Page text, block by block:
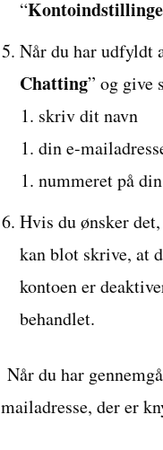
“
Når du har udfyldt
Chatting” og give
skriv dit navn
din e-
nummeret på
Hvis du ønsker
kan blot skrive, at
kontoen er
behandlet.
Når du har
mailadresse, der er